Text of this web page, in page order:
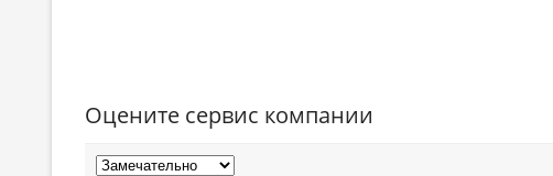
Оцените сервис компании